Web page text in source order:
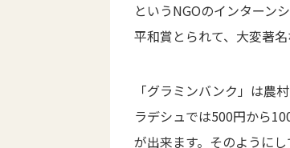
というNGOのインターン
平和賞とられて、大変著名
「グラミンバンク」は農
ラデシュでは500円から
が出来ます。そのように